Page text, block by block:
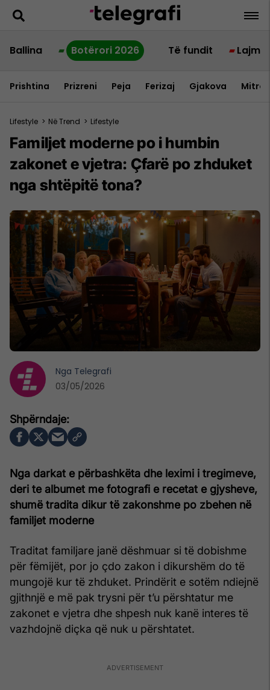
Ballina Botërori 2026 Të fundit Lajme
Prishtina Prizreni Peja Ferizaj Gjakova
Lifestyle > Në Trend > Lifestyle
Familjet moderne po i humbin
zakonet e vjetra: Çfarë po zhduket
nga shtëpitë tona?
Nga darkat e përbashkëta dhe leximi i tregimeve,
deri te albumet me fotografi e recetat e gjysheve,
shumë tradita dikur të zakonshme po zbehen në
familjet moderne
Traditat familjare janë dëshmuar si të dobishme
për fëmijët, por jo çdo zakon i dikurshëm do të
mungojë kur të zhduket. Prindërit e sotëm ndiejnë
gjithnjë e më pak trysni për t’u përshtatur me
zakonet e vjetra dhe shpesh nuk kanë interes të
vazhdojnë diçka që nuk u përshtatet.
Nga Telegrafi
03/05/2026